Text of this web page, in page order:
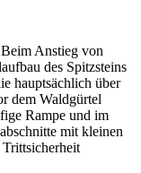
Anstieg von
des Spitzsteins
hauptsächlich über
dem Waldgürtel
Rampe und im
mit kleinen